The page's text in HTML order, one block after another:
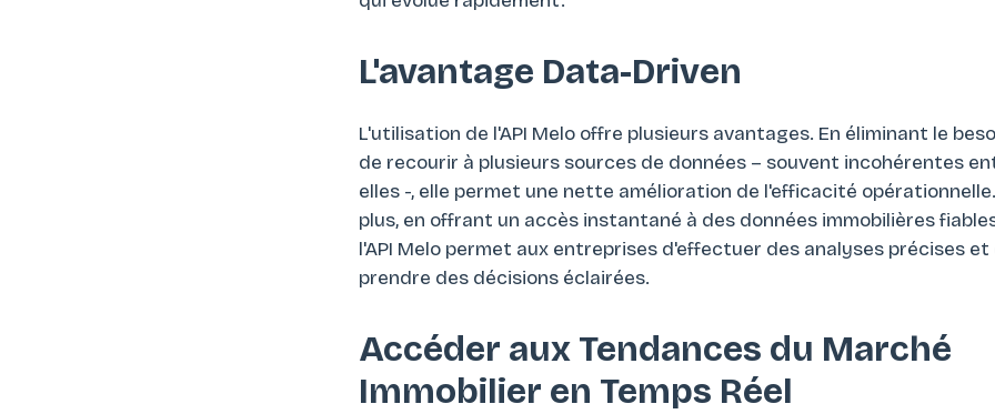
L'avantage Data-Driven
L'utilisation de l'API Melo offre plusieurs avantages. En éliminant le
de recourir à plusieurs sources de données – souvent incohérentes
elles -, elle permet une nette amélioration de l'efficacité
plus, en offrant un accès instantané à des données immobilières
l'API Melo permet aux entreprises d'effectuer des analyses précises et
prendre des décisions éclairées.
Accéder aux Tendances du Marché
Immobilier en Temps Réel